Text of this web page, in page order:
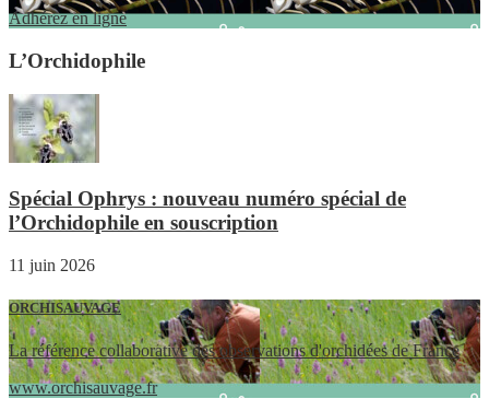
Adhérez en ligne
L’Orchidophile
Spécial Ophrys : nouveau numéro spécial de
l’Orchidophile en souscription
11 juin 2026
ORCHISAUVAGE
La référence collaborative des observations d'orchidées de France
www.orchisauvage.fr